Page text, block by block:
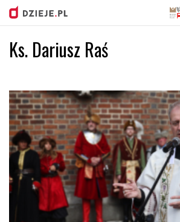
Ks. Dariusz Raś